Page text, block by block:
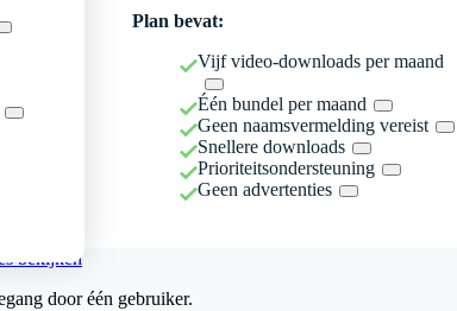
Plan bevat:
Vijf video-downloads per maand
Één bundel per maand
Geen naamsvermelding vereist
Snellere downloads
Prioriteitsondersteuning
Geen advertenties
bekijken
door één gebruiker.